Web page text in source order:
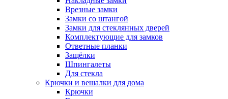
Врезные замки
Замки со штангой
Замки для стеклянных дверей
Комплектующие для замков
Ответные планки
Защёлки
Шпингалеты
Для стекла
Крючки и вешалки для дома
Крючки